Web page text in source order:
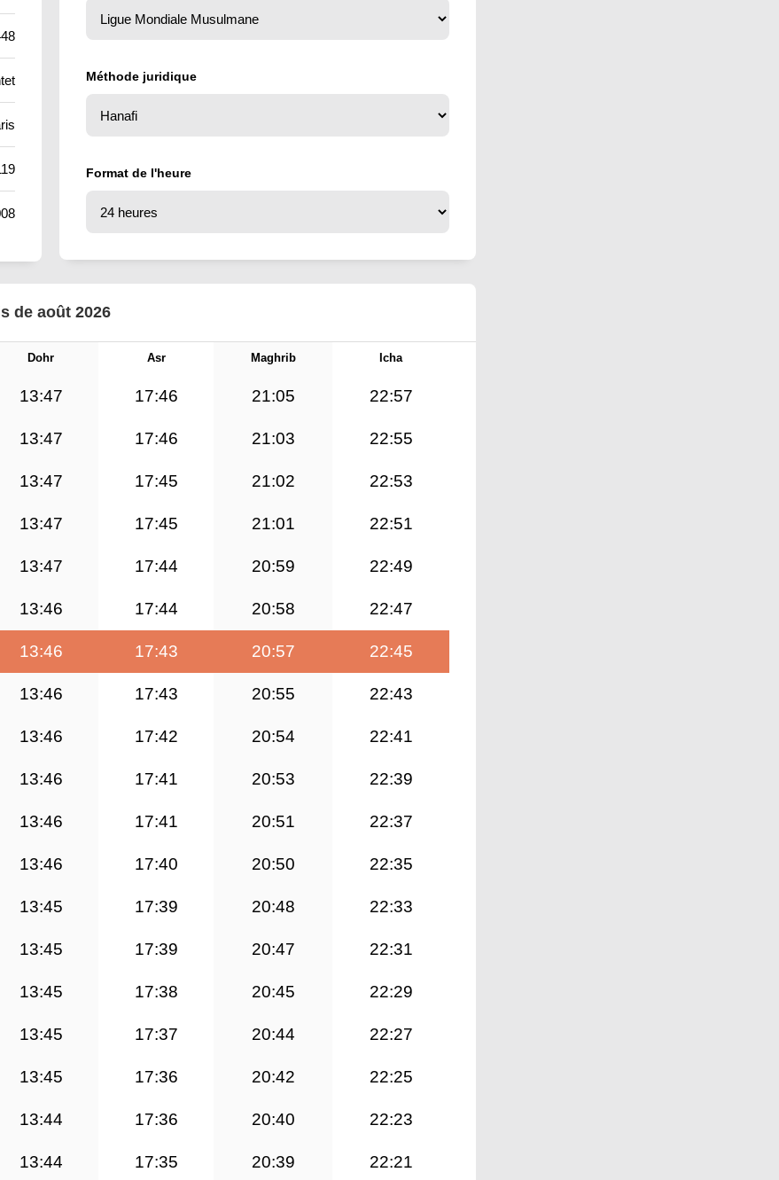
Méthode juridique
Format de l'heure
de août 2026
Dohr Asr Maghrib Icha
13:47 17:46 21:05 22:57
13:47 17:46 21:03 22:55
13:47 17:45 21:02 22:53
13:47 17:45 21:01 22:51
13:47 17:44 20:59 22:49
13:46 17:44 20:58 22:47
13:46 17:43 20:57 22:45
13:46 17:43 20:55 22:43
13:46 17:42 20:54 22:41
13:46 17:41 20:53 22:39
13:46 17:41 20:51 22:37
13:46 17:40 20:50 22:35
13:45 17:39 20:48 22:33
13:45 17:39 20:47 22:31
13:45 17:38 20:45 22:29
13:45 17:37 20:44 22:27
13:45 17:36 20:42 22:25
13:44 17:36 20:40 22:23
13:44 17:35 20:39 22:21